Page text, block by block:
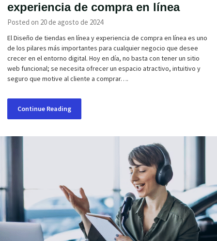
experiencia de compra en línea
Posted on 20 de agosto de 2024
El Diseño de tiendas en línea y experiencia de compra en línea es uno
de los pilares más importantes para cualquier negocio que desee
crecer en el entorno digital. Hoy en día, no basta con tener un sitio
web funcional; se necesita ofrecer un espacio atractivo, intuitivo y
seguro que motive al cliente a comprar….
Continue Reading